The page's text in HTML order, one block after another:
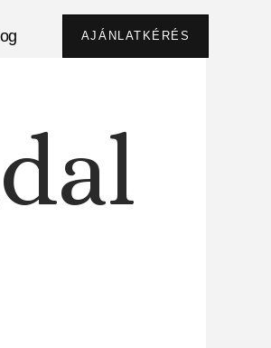
AJÁNLATKÉRÉS